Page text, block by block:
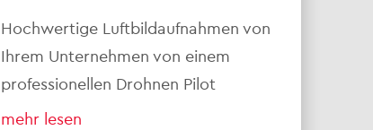
Hochwertige Luftbildaufnahmen von
Ihrem Unternehmen von einem
professionellen Drohnen Pilot
mehr lesen